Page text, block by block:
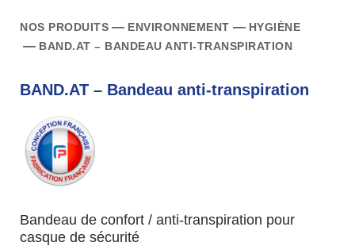
NOS PRODUITS ENVIRONNEMENT
HYGIÈNE
BAND.AT – BANDEAU ANTI-TRANSPIRATION
BAND.AT – Bandeau anti-transpiration
Bandeau de confort / anti-transpiration pour
casque de sécurité